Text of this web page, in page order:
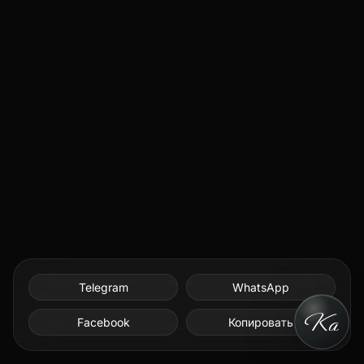
Telegram WhatsApp
Facebook Копировать